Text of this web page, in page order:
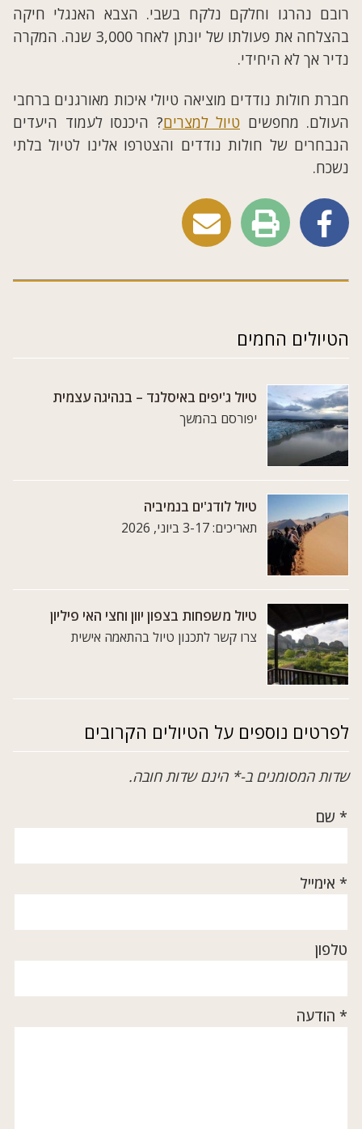
רובם נהרגו וחלקם נלקח בשבי. הצבא האנגלי חיקה
בהצלחה את פעולתו של יונתן לאחר 3,000 שנה. המקרה
נדיר אך לא היחידי.
חברת חולות נודדים מוציאה טיולי איכות מאורגנים ברחבי
העולם. מחפשים טיול למצרים? היכנסו לעמוד היעדים
הנבחרים של חולות נודדים והצטרפו אלינו לטיול בלתי
נשכח.
הטיולים החמים
טיול ג'יפים באיסלנד – בנהיגה עצמית
יפורסם בהמשך
טיול לודג'ים בנמיביה
תאריכים: 3-17 ביוני, 2026
טיול משפחות בצפון יוון וחצי האי פיליון
צרו קשר לתכנון טיול בהתאמה אישית
לפרטים נוספים על הטיולים הקרובים
שדות המסומנים ב-* הינם שדות חובה.
* שם
* אימייל
טלפון
* הודעה